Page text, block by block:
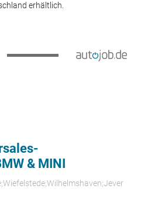
erhältlich.
& MINI